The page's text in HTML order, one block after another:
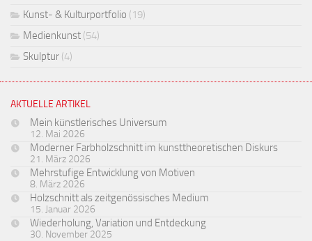
Kunst- & Kulturportfolio (19)
Medienkunst (54)
Skulptur (4)
AKTUELLE ARTIKEL
Mein künstlerisches Universum
12. Mai 2026
Moderner Farbholzschnitt im kunsttheoretischen Diskurs
21. März 2026
Mehrstufige Entwicklung von Motiven
8. März 2026
Holzschnitt als zeitgenössisches Medium
15. Januar 2026
Wiederholung, Variation und Entdeckung
30. November 2025